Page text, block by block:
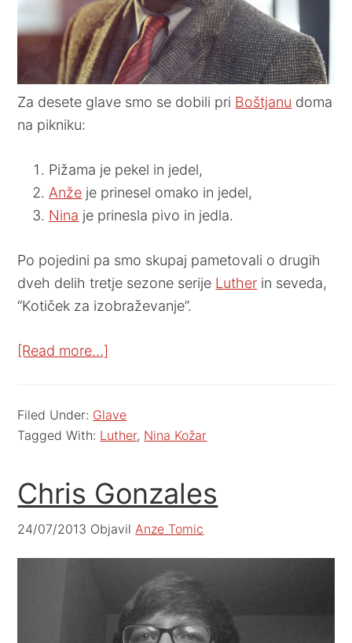
Za desete glave smo se dobili pri Boštjanu doma
na pikniku:
Pižama je pekel in jedel,
Anže je prinesel omako in jedel,
Nina je prinesla pivo in jedla.
Po pojedini pa smo skupaj pametovali o drugih
dveh delih tretje sezone serije Luther in seveda,
“Kotiček za izobraževanje”.
[Read more…]
Filed Under: Glave
Tagged With: Luther, Nina Kožar
Chris Gonzales
24/07/2013 ObjavilAnze Tomic